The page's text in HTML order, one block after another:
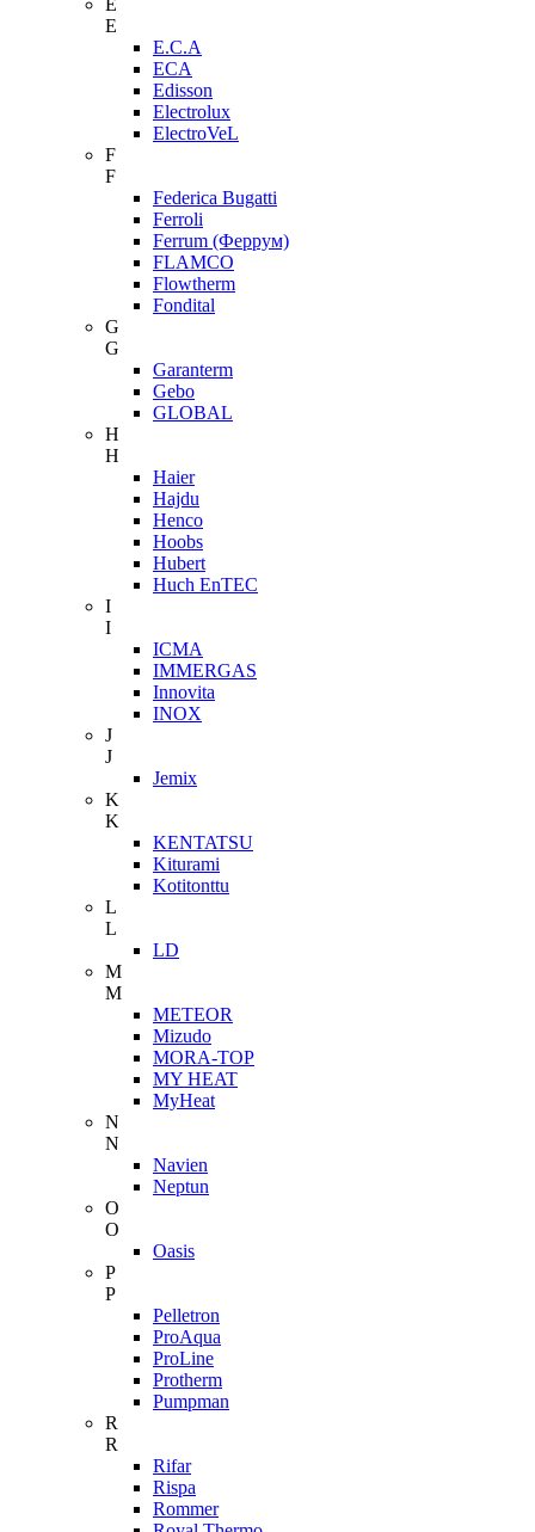
E
E
E.C.A
ECA
Edisson
Electrolux
ElectroVeL
F
F
Federica Bugatti
Ferroli
Ferrum (Феррум)
FLAMCO
Flowtherm
Fondital
G
G
Garanterm
Gebo
GLOBAL
H
H
Haier
Hajdu
Henco
Hoobs
Hubert
Huch EnTEC
I
I
ICMA
IMMERGAS
Innovita
INOX
J
J
Jemix
K
K
KENTATSU
Kiturami
Kotitonttu
L
L
LD
M
M
METEOR
Mizudo
MORA-TOP
MY HEAT
MyHeat
N
N
Navien
Neptun
O
O
Oasis
P
P
Pelletron
ProAqua
ProLine
Protherm
Pumpman
R
R
Rifar
Rispa
Rommer